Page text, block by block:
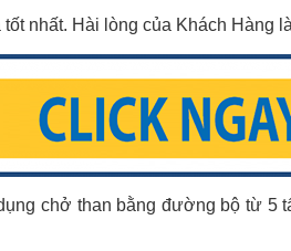
tốt nhất. Hài lòng của Khách Hàng
chở than bằng đường bộ từ 5